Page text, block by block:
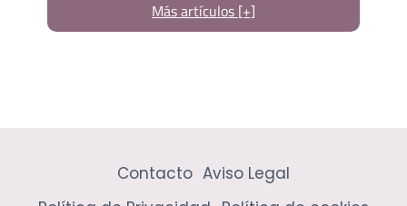
Más artículos [+]
Contacto Aviso Legal